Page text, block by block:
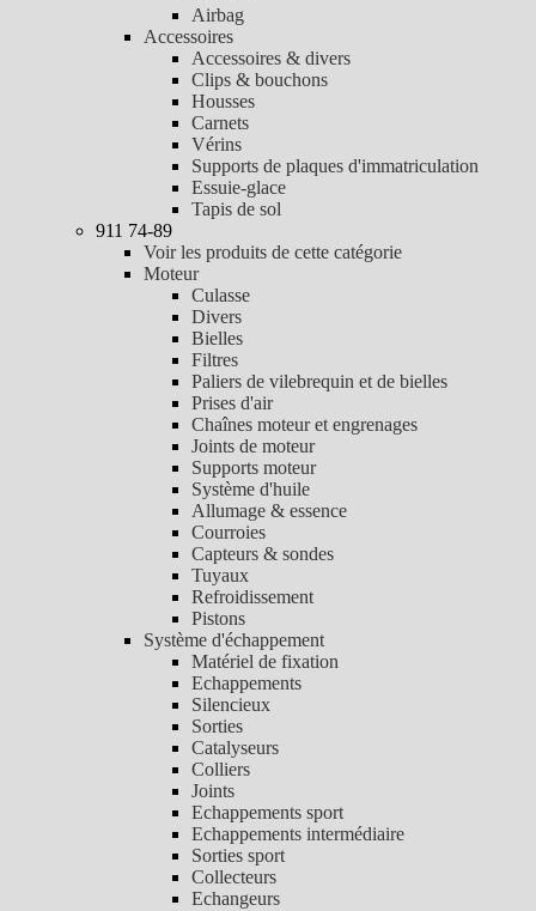
Airbag
Accessoires
Accessoires & divers
Clips & bouchons
Housses
Carnets
Vérins
Supports de plaques d'immatriculation
Essuie-glace
Tapis de sol
911 74-89
Voir les produits de cette catégorie
Moteur
Culasse
Divers
Bielles
Filtres
Paliers de vilebrequin et de bielles
Prises d'air
Chaînes moteur et engrenages
Joints de moteur
Supports moteur
Système d'huile
Allumage & essence
Courroies
Capteurs & sondes
Tuyaux
Refroidissement
Pistons
Système d'échappement
Matériel de fixation
Echappements
Silencieux
Sorties
Catalyseurs
Colliers
Joints
Echappements sport
Echappements intermédiaire
Sorties sport
Collecteurs
Echangeurs